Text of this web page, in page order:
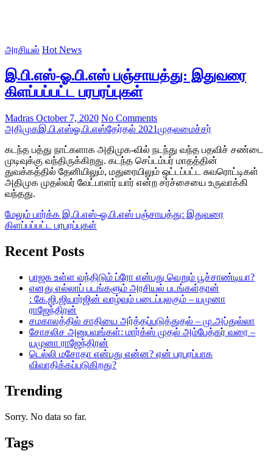
அரசியல் Hot News
இ.பி.எஸ்-ஓ.பி.எஸ் பஞ்சாயத்து: இதுவரை
கிளப்பப்பட்ட பரபரப்புகள்
Madras October 7, 2020 No Comments
அதிமுகஇ.பி.எஸ்ஓ.பி.எஸ்தேர்தல் 2021முதலமைச்சர்
கடந்த பத்து நாட்களாக அதிமுக-வில் நடந்து வந்த பதவிச் சண்டை
முடிவுக்கு வந்திருக்கிறது. கடந்த செப்டம்பர் மாதத்தின்
துவக்கத்தில் தேனியிலும், மதுரையிலும் ஒட்டப்பட்ட சுவரொட்டிகள்
அதிமுக முதல்வர் வேட்பாளர் யார் என்ற சர்ச்சையை உருவாக்கி
வந்தது.
மேலும் பார்க்க இ.பி.எஸ்-ஓ.பி.எஸ் பஞ்சாயத்து: இதுவரை
கிளப்பப்பட்ட பரபரப்புகள்
Recent Posts
பாஜக உள்ள வந்திடும் ப்ரோ என்பது வெறும் பூச்சாண்டியா?
எனது எல்லாப் படங்களும் அரசியல் படங்கள்தான்
: கே.ஜி.ஜியார்ஜின் வாழ்வும் படைப்புலகும் – யமுனா
ராஜேந்திரன்
சமகாலத்தில் சாதியை அர்த்தப்படுத்துதல் – மு.அப்துல்லா
சோசலிச அனுபவங்கள்: மார்க்ஸ் முதல் அம்பேத்கர் வரை –
யமுனா ராஜேந்திரன்
டெல்லி மசோதா என்பது என்ன? ஏன் பரபரப்பாக
விவாதிக்கப்படுகிறது?
Trending
Sorry. No data so far.
Tags